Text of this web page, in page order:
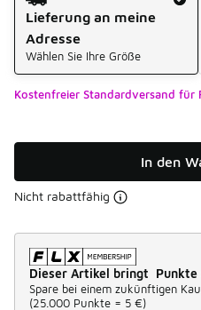
Lieferung an meine
Adresse
Wählen Sie Ihre Größe
Kostenfreier Standardversand für
In den
Nicht rabattfähig
Dieser Artikel bringt Punkte
Spare bei einem zukünftigen
(25.000 Punkte = 5 €)